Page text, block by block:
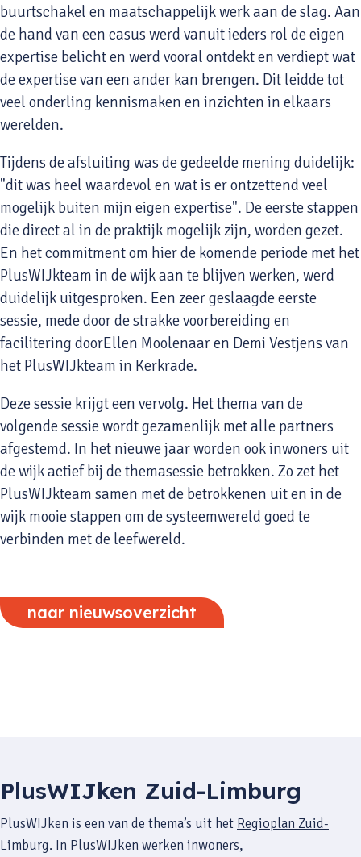
buurtschakel en maatschappelijk werk aan de slag. Aan
de hand van een casus werd vanuit ieders rol de eigen
expertise belicht en werd vooral ontdekt en verdiept wat
de expertise van een ander kan brengen. Dit leidde tot
veel onderling kennismaken en inzichten in elkaars
werelden.
Tijdens de afsluiting was de gedeelde mening duidelijk:
"dit was heel waardevol en wat is er ontzettend veel
mogelijk buiten mijn eigen expertise". De eerste stappen
die direct al in de praktijk mogelijk zijn, worden gezet.
En het commitment om hier de komende periode met het
PlusWIJkteam in de wijk aan te blijven werken, werd
duidelijk uitgesproken. Een zeer geslaagde eerste
sessie, mede door de strakke voorbereiding en
facilitering doorEllen Moolenaar en Demi Vestjens van
het PlusWIJkteam in Kerkrade.
Deze sessie krijgt een vervolg. Het thema van de
volgende sessie wordt gezamenlijk met alle partners
afgestemd. In het nieuwe jaar worden ook inwoners uit
de wijk actief bij de themasessie betrokken. Zo zet het
PlusWIJkteam samen met de betrokkenen uit en in de
wijk mooie stappen om de systeemwereld goed te
verbinden met de leefwereld.
naar nieuwsoverzicht
PlusWIJken Zuid-Limburg
PlusWIJken is een van de thema’s uit het Regioplan Zuid-
Limburg. In PlusWIJken werken inwoners,